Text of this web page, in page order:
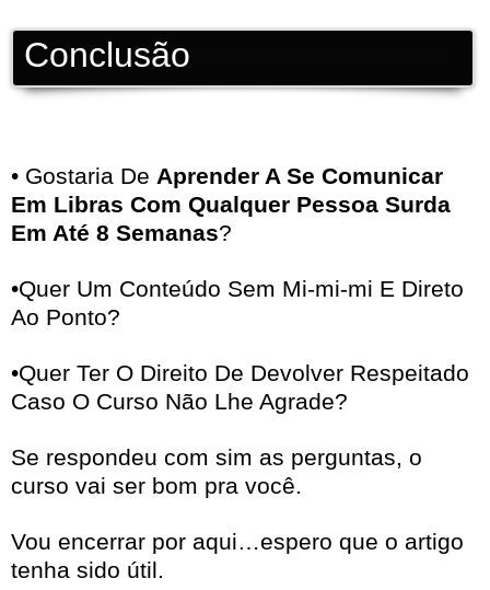
Conclusão
• Gostaria De Aprender A Se Comunicar
Em Libras Com Qualquer Pessoa Surda
Em Até 8 Semanas?
•Quer Um Conteúdo Sem Mi-mi-mi E Direto
Ao Ponto?
•Quer Ter O Direito De Devolver Respeitado
Caso O Curso Não Lhe Agrade?
Se respondeu com sim as perguntas, o
curso vai ser bom pra você.
Vou encerrar por aqui…espero que o artigo
tenha sido útil.